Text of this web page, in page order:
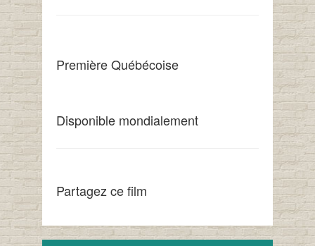
Première Québécoise
Disponible mondialement
Partagez ce film